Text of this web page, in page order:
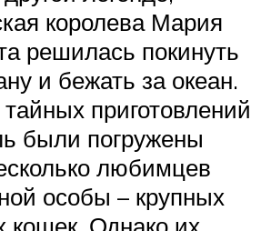
королева Мария
решилась покинуть
и бежать за океан.
приготовлений
были погружены
любимцев
особы – крупных